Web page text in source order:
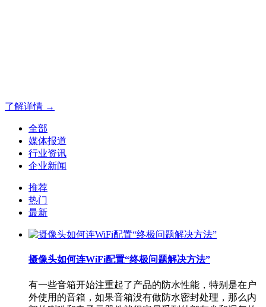
了解详情 →
全部
媒体报道
行业资讯
企业新闻
推荐
热门
最新
摄像头如何连WiFi配置“终极问题解决方法”
有一些音箱开始注重起了产品的防水性能，特别是在户
外使用的音箱，如果音箱没有做防水密封处理，那么内